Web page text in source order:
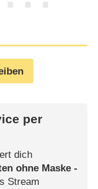
per
dich
ohne Maske -
Stream